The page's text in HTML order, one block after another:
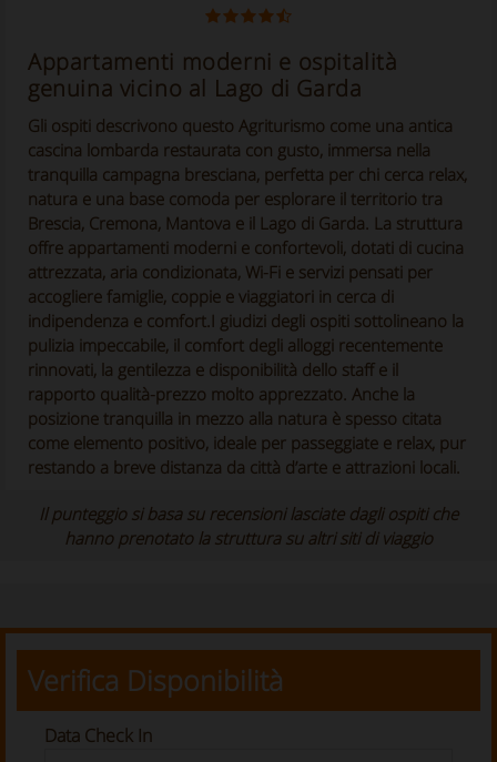
Appartamenti moderni e ospitalità
genuina vicino al Lago di Garda
Gli ospiti descrivono questo Agriturismo come una antica
cascina lombarda restaurata con gusto, immersa nella
tranquilla campagna bresciana, perfetta per chi cerca relax,
natura e una base comoda per esplorare il territorio tra
Brescia, Cremona, Mantova e il Lago di Garda. La struttura
offre appartamenti moderni e confortevoli, dotati di cucina
attrezzata, aria condizionata, Wi-Fi e servizi pensati per
accogliere famiglie, coppie e viaggiatori in cerca di
indipendenza e comfort.I giudizi degli ospiti sottolineano la
pulizia impeccabile, il comfort degli alloggi recentemente
rinnovati, la gentilezza e disponibilità dello staff e il
rapporto qualità-prezzo molto apprezzato. Anche la
posizione tranquilla in mezzo alla natura è spesso citata
come elemento positivo, ideale per passeggiate e relax, pur
restando a breve distanza da città d’arte e attrazioni locali.
Il punteggio si basa su recensioni lasciate dagli ospiti che
hanno prenotato la struttura su altri siti di viaggio
Verifica Disponibilità
Data Check In